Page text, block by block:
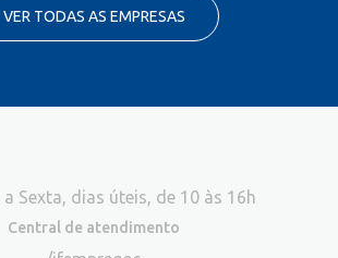
VER TODAS AS EMPRESAS
a Sexta, dias úteis, de 10 às 16h
Central de atendimento